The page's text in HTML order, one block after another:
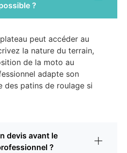
?
peut accéder au
la nature du terrain,
de la moto au
adapte son
des patins de roulage si
devis avant le
?